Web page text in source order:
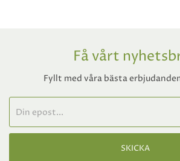
Få vårt
Fyllt med våra bästa
SKICKA